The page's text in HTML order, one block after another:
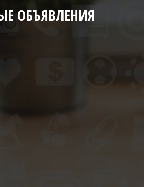
ОБЪЯВЛЕНИЯ